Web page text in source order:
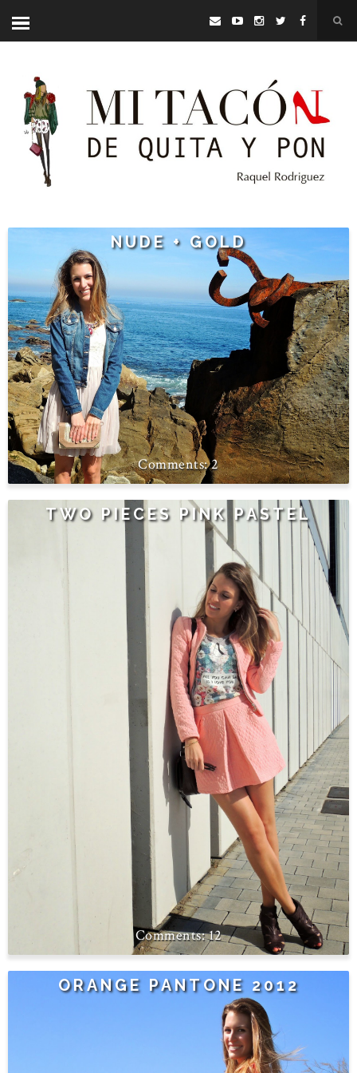
NUDE + GOLD
2
TWO PIECES PINK PASTEL
12
ORANGE PANTONE 2012